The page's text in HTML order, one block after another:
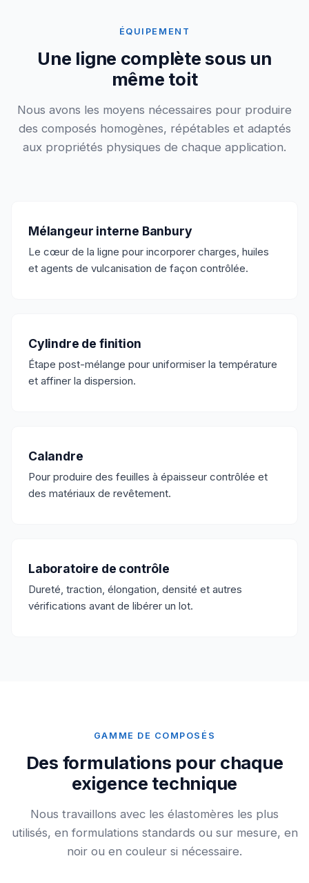
ÉQUIPEMENT
Une ligne complète sous un
même toit
Nous avons les moyens nécessaires pour produire
des composés homogènes, répétables et adaptés
aux propriétés physiques de chaque application.
Mélangeur interne Banbury
Le cœur de la ligne pour incorporer charges, huiles
et agents de vulcanisation de façon contrôlée.
Cylindre de finition
Étape post-mélange pour uniformiser la température
et affiner la dispersion.
Calandre
Pour produire des feuilles à épaisseur contrôlée et
des matériaux de revêtement.
Laboratoire de contrôle
Dureté, traction, élongation, densité et autres
vérifications avant de libérer un lot.
GAMME DE COMPOSÉS
Des formulations pour chaque
exigence technique
Nous travaillons avec les élastomères les plus
utilisés, en formulations standards ou sur mesure, en
noir ou en couleur si nécessaire.